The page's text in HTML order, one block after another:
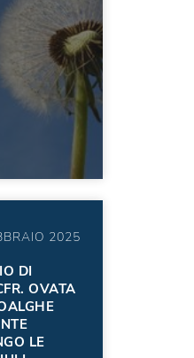
2025
DI
OVATA
LE